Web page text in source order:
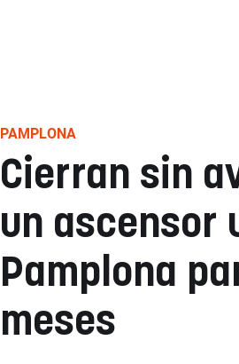
PAMPLONA
Cierran sin
un ascensor
Pamplona
meses